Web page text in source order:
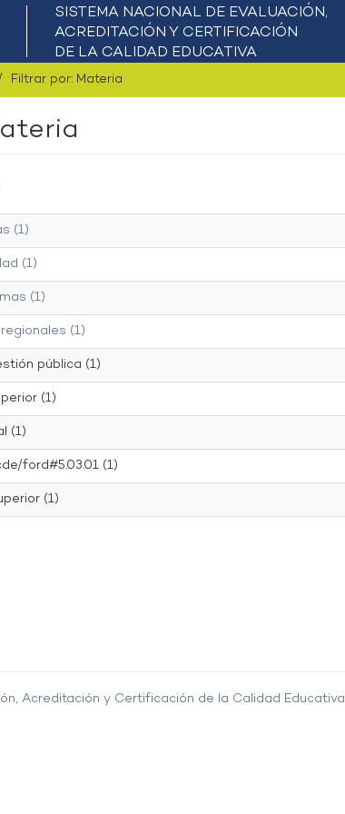
Filtrar por: Materia
(1)
(1)
(1)
(1)
pública (1)
(1)
(1)
ford#5.03.01 (1)
(1)
Acreditación y Certificación de la Calidad Educativa